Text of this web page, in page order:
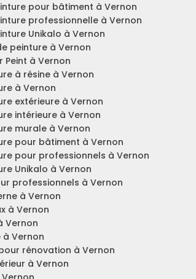
pour bâtiment à Vernon
professionnelle à Vernon
Unikalo à Vernon
peinture à Vernon
Peint à Vernon
à résine à Vernon
à Vernon
extérieure à Vernon
intérieure à Vernon
murale à Vernon
pour bâtiment à Vernon
pour professionnels à Vernon
Unikalo à Vernon
professionnels à Vernon
à Vernon
à Vernon
Vernon
à Vernon
rénovation à Vernon
à Vernon